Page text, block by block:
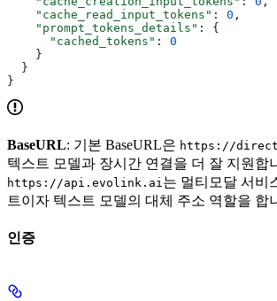
    "cache_read_input_tokens"
: 0 ,
    "prompt_tokens_details"
: {
      "cached_tokens"
: 0
    }
  }
}
BaseURL: 기본 BaseURL은 https://
텍스트 모델과 장시간 연결을 더 잘 지원합
https://api.evolink.ai는 멀티모달 서비
트이자 텍스트 모델의 대체 주소 역할을 합
인증